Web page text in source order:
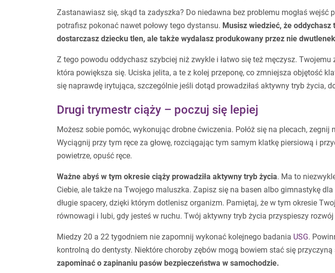
Zastanawiasz się, skąd ta zadyszka? Do niedawna bez problemu mogłaś wejść
potrafisz pokonać nawet połowy tego dystansu. Musisz wiedzieć, że
dostarczasz dziecku tlen, ale także wydalasz produkowany przez nie
Z tego powodu oddychasz szybciej niż zwykle i łatwo się też męczysz.
która powiększa się. Uciska jelita, a te z kolej przeponę, co zmniejsza objętość
się naprawdę irytująca, szczególnie jeśli dotąd prowadziłaś aktywny tryb życia,
Drugi trymestr ciąży – poczuj się lepiej
Możesz sobie pomóc, wykonując drobne ćwiczenia. Połóż się na plecach, zegnij
Wyciągnij przy tym ręce za głowę, rozciągając tym samym klatkę piersiową i
powietrze, opuść ręce.
Ważne abyś w tym okresie ciąży prowadziła aktywny tryb życia. Ma to
Ciebie, ale także na Twojego maluszka. Zapisz się na basen albo gimnastykę
długie spacery, dzięki którym dotlenisz organizm. Pamiętaj, że w tym okresie
równowagi i lubi, gdy jesteś w ruchu. Twój aktywny tryb życia przyspieszy
Miedzy 20 a 22 tygodniem nie zapomnij wykonać kolejnego badania USG.
kontrolną do dentysty. Niektóre choroby zębów mogą bowiem stać się
zapominać o zapinaniu pasów bezpieczeństwa w samochodzie.